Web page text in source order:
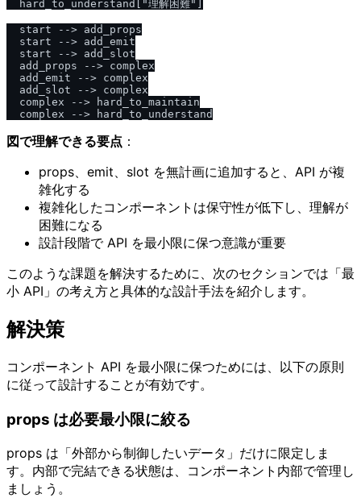
  hard_to_understand["理解困難"]
  start --> add_props
  start --> add_emit
  start --> add_slot
  add_props --> complex
  add_emit --> complex
  add_slot --> complex
  complex --> hard_to_maintain
図で理解できる要点 ：
props、emit、slot を無計画に追加すると、API が複
雑化する
複雑化したコンポーネントは保守性が低下し、理解が
困難になる
設計段階で API を最小限に保つ意識が重要
このような課題を解決するために、次のセクションでは「最
小 API」の考え方と具体的な設計手法を紹介します。
解決策
コンポーネント API を最小限に保つためには、以下の原則
に従って設計することが有効です。
props は必要最小限に絞る
props は「外部から制御したいデータ」だけに限定しま
す。内部で完結できる状態は、コンポーネント内部で管理し
ましょう。